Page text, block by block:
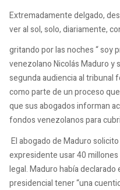
Extremadamente delgado,
ver al sol, solo, diariamente,
gritando por las noches “ soy
venezolano Nicolás Maduro y
segunda audiencia al tribunal
como parte de un proceso
que sus abogados informan
fondos venezolanos para
El abogado de Maduro
expresidente usar 40
legal. Maduro había declarado
presidencial tener “una